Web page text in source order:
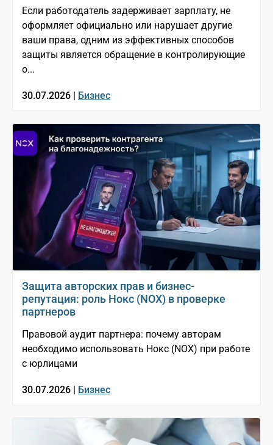
Если работодатель задерживает зарплату, не
оформляет официально или нарушает другие
ваши права, одним из эффективных способов
защиты является обращение в контролирующие
о...
30.07.2026 | Бизнес
Защита авторских прав и бизнес-
репутация: роль Нокс (NOX) в проверке
партнеров
Правовой аудит партнера: почему авторам
необходимо использовать Нокс (NOX) при работе
с юрлицами
30.07.2026 | Бизнес